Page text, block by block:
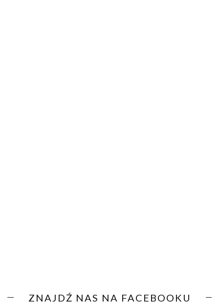
ZNAJDŹ NAS NA FACEBOOKU